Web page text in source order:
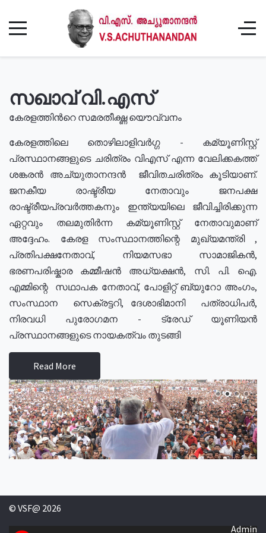
സഖാവ് വി.എസ്
കേരളത്തിൻറെ സമരതീക്ഷ്ണ യൌവ്വനം
കേരളത്തിലെ തൊഴിലാളിവർഗ്ഗ - കമ്യൂണിസ്റ്റ്
പ്രസ്ഥാനങ്ങളുടെ ചരിത്രം വിഎസ് എന്ന വേലിക്കകത്ത്
ശങ്കരൻ അച്യുതാനന്ദൻ ജീവിതചരിത്രം കൂടിയാണ്.
ജനകീയ രാഷ്ട്രീയ നേതാവും ജനപക്ഷ
രാഷ്ട്രീയപ്രവർത്തകനും ഇന്ത്യയിലെ ജീവിച്ചിരിക്കുന്ന
ഏറ്റവും തലമുതിർന്ന കമ്യൂണിസ്റ്റ് നേതാവുമാണ്
അദ്ദേഹം. കേരള സംസ്ഥാനത്തിന്റെ മുഖ്യമന്ത്രി ,
പ്രതിപക്ഷനേതാവ്, നിയമസഭാ സാമാജികൻ,
ഭരണപരിഷ്കാര കമ്മീഷൻ അധ്യക്ഷൻ, സി. പി. ഐ.
എമ്മിന്റെ സഥാപക നേതാവ്, പോളിറ്റ് ബ്യുറോ അംഗം,
സംസ്ഥാന സെക്രട്ടറി, ദേശാഭിമാനി പത്രാധിപർ,
നിരവധി പുരോഗമന - ട്രേഡ് യൂണിയൻ
പ്രസ്ഥാനങ്ങളുടെ നായകത്വം തുടങ്ങി
Read More
© VSF@ 2026
Admin